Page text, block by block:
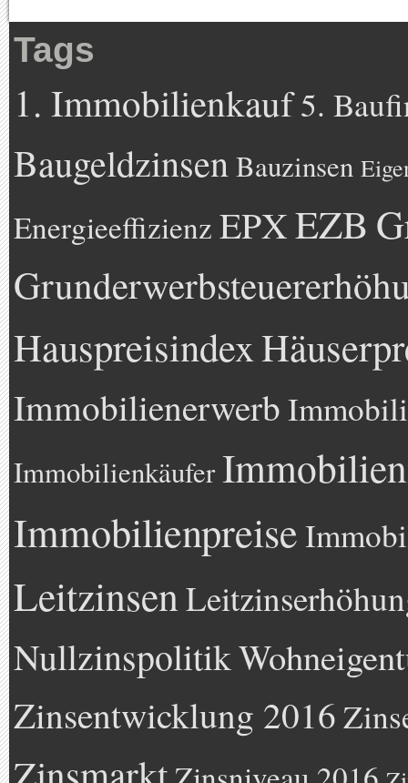
Tags
1. Immobilienkauf5.
BaugeldzinsenBauzinsen
Energieeffizienz EPXEZB
Hauspreisindex
Immobilienerwerb
Immobilienkäufer
Immobilienpreise
Leitzinsen
Nullzinspolitik
Zinsentwicklung 2016